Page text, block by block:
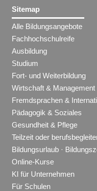
Sitemap
Alle Bildungsangebote
Fachhochschulreife
Ausbildung
Studium
Fort- und Weiterbildung
Wirtschaft & Management
Fremdsprachen &
Pädagogik & Soziales
Gesundheit & Pflege
Teilzeit oder
Bildungsurlaub ·
Online-Kurse
KI für Unternehmen
Für Schulen